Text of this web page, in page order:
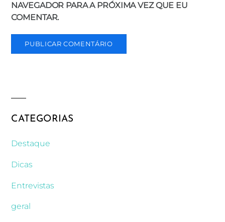
NAVEGADOR PARA A PRÓXIMA VEZ QUE EU
COMENTAR.
CATEGORIAS
Destaque
Dicas
Entrevistas
geral